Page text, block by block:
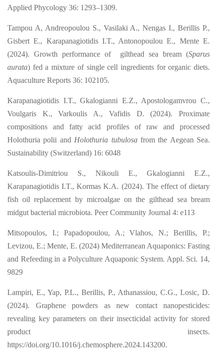
Applied Phycology 36: 1293–1309.
Tampou A, Andreopoulou S., Vasilaki A., Nengas I., Berillis P.,
Gisbert E., Karapanagiotidis I.T., Antonopoulou E., Mente E.
(2024). Growth performance of gilthead sea bream (Sparus
aurata) fed a mixture of single cell ingredients for organic diets.
Aquaculture Reports 36: 102105.
Karapanagiotidis I.T., Gkalogianni E.Z., Apostologamvrou C.,
Voulgaris K., Varkoulis A., Vafidis D. (2024). Proximate
compositions and fatty acid profiles of raw and processed
Holothuria polii and Holothuria tubulosafrom the Aegean Sea.
Sustainability (Switzerland) 16: 6048
Katsoulis-Dimitriou S., Nikouli E., Gkalogianni E.Z.,
Karapanagiotidis I.T., KormasK.A. (2024). The effect of dietary
fish oil replacement by microalgae on the gilthead sea bream
midgut bacterial microbiota. Peer Community Journal 4: e113
Mitsopoulos, I.; Papadopoulou, A.; Vlahos, N.; Berillis, P.;
Levizou, E.; Mente, E. (2024) Mediterranean Aquaponics: Fasting
and Refeeding in a Polyculture Aquaponic System. Appl. Sci. 14,
9829
Lampiri, E., Yap, P.L., Berillis, P., Athanassiou, C.G., Losic, D.
(2024). Graphene powders as new contact nanopesticides:
revealing key parameters on their insecticidal activity for stored
product insects.
https://doi.org/10.1016/j.chemosphere.2024.143200.